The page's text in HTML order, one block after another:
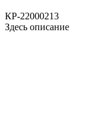
КР-22000213
Здесь описание